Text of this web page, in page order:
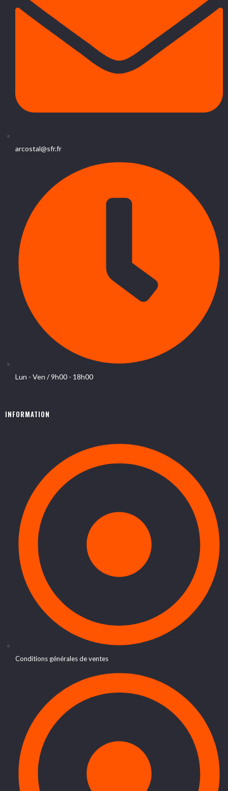
arcostal@sfr.fr
Lun - Ven / 9h00 - 18h00
INFORMATION
Conditions générales de ventes